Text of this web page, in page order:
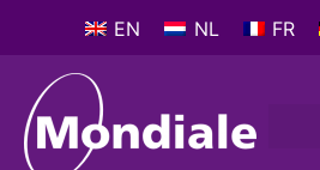
EN NL FR